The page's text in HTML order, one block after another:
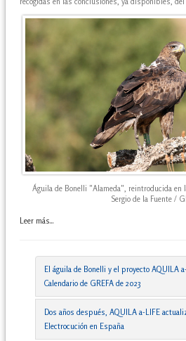
Águila de Bonelli "Alameda", reintroducida en
Sergio de la Fuente /
Leer más...
El águila de Bonelli y el proyecto AQUILA
Calendario de GREFA de 2023
Dos años después, AQUILA a-LIFE
Electrocución en España